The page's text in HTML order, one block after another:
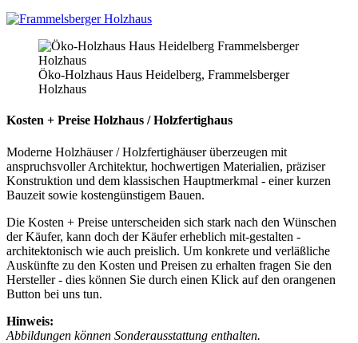
Öko-Holzhaus Haus Heidelberg, Frammelsberger
Holzhaus
Kosten + Preise Holzhaus / Holzfertighaus
Moderne Holzhäuser / Holzfertighäuser überzeugen mit
anspruchsvoller Architektur, hochwertigen Materialien, präziser
Konstruktion und dem klassischen Hauptmerkmal - einer kurzen
Bauzeit sowie kostengünstigem Bauen.
Die Kosten + Preise unterscheiden sich stark nach den Wünschen
der Käufer, kann doch der Käufer erheblich mit-gestalten -
architektonisch wie auch preislich. Um konkrete und verläßliche
Auskünfte zu den Kosten und Preisen zu erhalten fragen Sie den
Hersteller - dies können Sie durch einen Klick auf den orangenen
Button bei uns tun.
Hinweis:
Abbildungen können Sonderausstattung enthalten.